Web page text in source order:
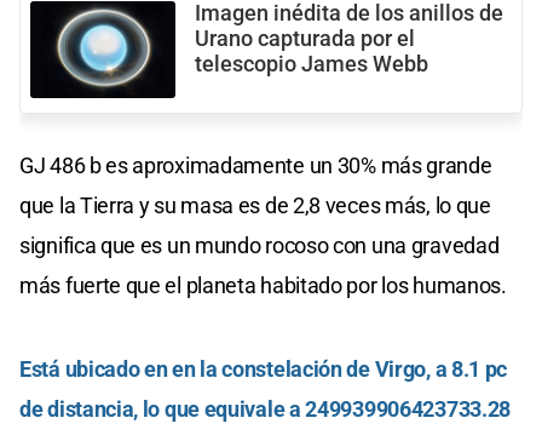
Imagen inédita de los anillos de
Urano capturada por el
telescopio James Webb
GJ 486 b es aproximadamente un 30% más grande
que la Tierra y su masa es de 2,8 veces más, lo que
significa que es un mundo rocoso con una gravedad
más fuerte que el planeta habitado por los humanos.
Está ubicado en en la constelación de Virgo, a 8.1 pc
de distancia, lo que equivale a 249939906423733.28